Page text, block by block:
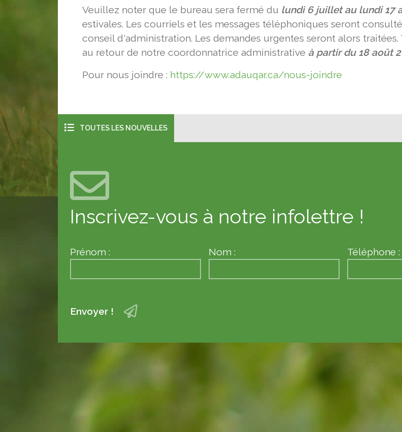
Veuillez noter que le bureau sera fermé du lundi 6 juillet au lundi 17
estivales. Les courriels et les messages téléphoniques seront
conseil d'administration. Les demandes urgentes seront alors
au retour de notre coordonnatrice administrative à partir du 18 août
Pour nous joindre : https://www.adauqar.ca/nous-joindre
TOUTES LES NOUVELLES
Inscrivez-vous à notre infolettre !
Prénom : Nom : Téléphone :